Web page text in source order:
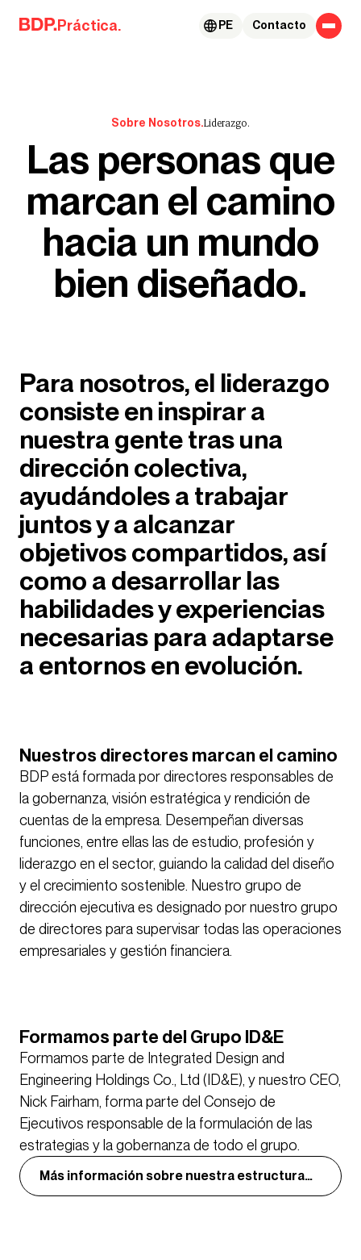
Skip to content
Práctica. Contacto
PE
Sobre Nosotros.Liderazgo.
Las personas que
marcan el camino
hacia un mundo
bien diseñado.
Para nosotros, el liderazgo
consiste en inspirar a
nuestra gente tras una
dirección colectiva,
ayudándoles a trabajar
juntos y a alcanzar
objetivos compartidos, así
como a desarrollar las
habilidades y experiencias
necesarias para adaptarse
a entornos en evolución.
Nuestros directores marcan el camino
BDP está formada por directores responsables de
la gobernanza, visión estratégica y rendición de
cuentas de la empresa. Desempeñan diversas
funciones, entre ellas las de estudio, profesión y
liderazgo en el sector, guiando la calidad del diseño
y el crecimiento sostenible. Nuestro grupo de
dirección ejecutiva es designado por nuestro grupo
de directores para supervisar todas las operaciones
empresariales y gestión financiera.
Formamos parte del Grupo ID&E
Formamos parte de Integrated Design and
Engineering Holdings Co., Ltd (ID&E), y nuestro CEO,
Nick Fairham, forma parte del Consejo de
Ejecutivos responsable de la formulación de las
estrategias y la gobernanza de todo el grupo.
Más información sobre nuestra estructura